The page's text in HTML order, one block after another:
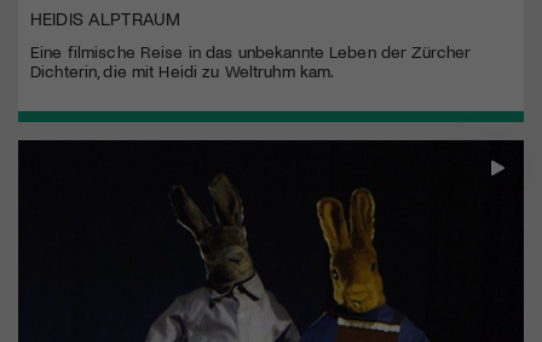
HEIDIS ALPTRAUM
Eine filmische Reise in das unbekannte Leben der Zürcher
Dichterin, die mit Heidi zu Weltruhm kam.